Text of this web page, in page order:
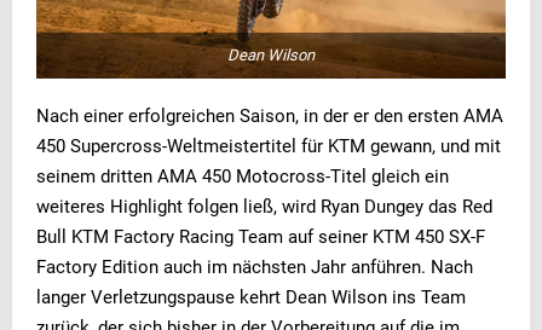
Dean Wilson
Nach einer erfolgreichen Saison, in der er den ersten AMA
450 Supercross-Weltmeistertitel für KTM gewann, und mit
seinem dritten AMA 450 Motocross-Titel gleich ein
weiteres Highlight folgen ließ, wird Ryan Dungey das Red
Bull KTM Factory Racing Team auf seiner KTM 450 SX-F
Factory Edition auch im nächsten Jahr anführen. Nach
langer Verletzungspause kehrt Dean Wilson ins Team